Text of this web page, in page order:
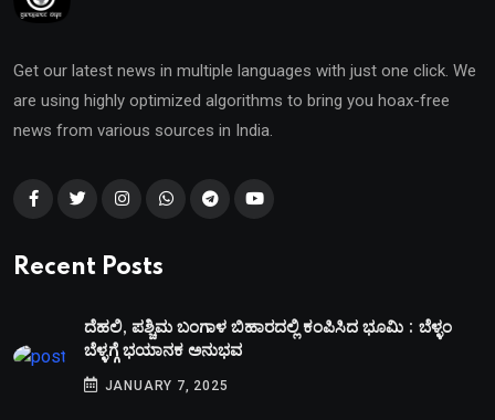
Get our latest news in multiple languages with just one click. We
are using highly optimized algorithms to bring you hoax-free
news from various sources in India.
Recent Posts
ದೆಹಲಿ, ಪಶ್ಚಿಮ ಬಂಗಾಳ ಬಿಹಾರದಲ್ಲಿ ಕಂಪಿಸಿದ ಭೂಮಿ : ಬೆಳ್ಳಂ
ಬೆಳ್ಳಗ್ಗೆ ಭಯಾನಕ ಅನುಭವ
JANUARY 7, 2025